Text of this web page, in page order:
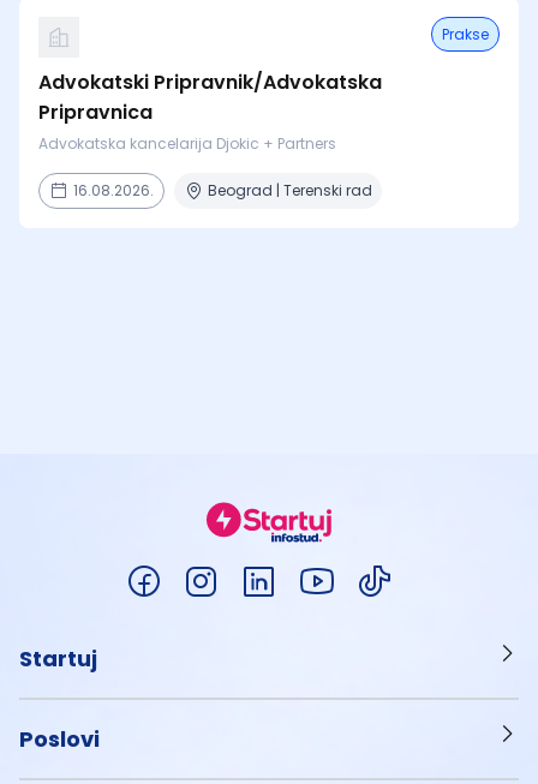
Prakse
Advokatski Pripravnik/Advokatska
Pripravnica
Advokatska kancelarija Djokic + Partners
16.08.2026. Beograd | Terenski rad
Startuj
Poslovi